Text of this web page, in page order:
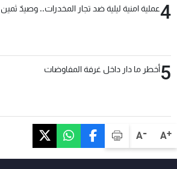
A+
A-
4عملية امنية ليلية ضد تجار المخدرات.. وصيدٌ ثمين
5أخطر ما دار داخل غرفة المفاوضات